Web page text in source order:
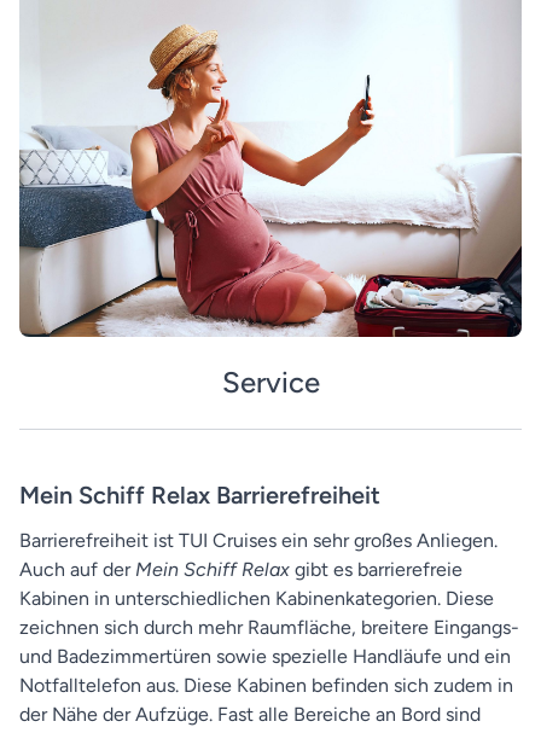
Service
Mein Schiff Relax Barrierefreiheit
Barrierefreiheit ist TUI Cruises ein sehr großes Anliegen.
Auch auf der Mein Schiff Relax gibt es barrierefreie
Kabinen in unterschiedlichen Kabinenkategorien. Diese
zeichnen sich durch mehr Raumfläche, breitere Eingangs-
und Badezimmertüren sowie spezielle Handläufe und ein
Notfalltelefon aus. Diese Kabinen befinden sich zudem in
der Nähe der Aufzüge. Fast alle Bereiche an Bord sind